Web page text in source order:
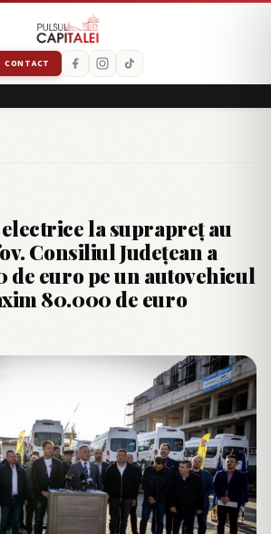
CONTACT
la suprapreț au
Consiliul Județean a
de euro pe un autovehicul
80.000 de euro